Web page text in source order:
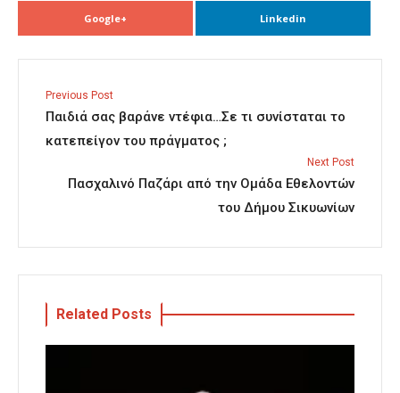
Google+ Linkedin
Previous Post
Παιδιά σας βαράνε ντέφια…Σε τι συνίσταται το
κατεπείγον του πράγματος ;
Next Post
Πασχαλινό Παζάρι από την Ομάδα Εθελοντών
του Δήμου Σικυωνίων
Related Posts